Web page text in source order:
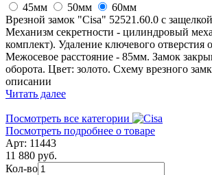
45мм
50мм
60мм
Врезной замок "Cisa" 52521.60.0 с
Механизм секретности - цилиндровый
комплект). Удаление ключевого отверстия
Межосевое расстояние - 85мм. Замок
оборота. Цвет: золото. Схему врезного
описании
Читать далее
Посмотреть все категории
Посмотреть подробнее о товаре
Арт: 11443
11 880 руб.
Кол-во